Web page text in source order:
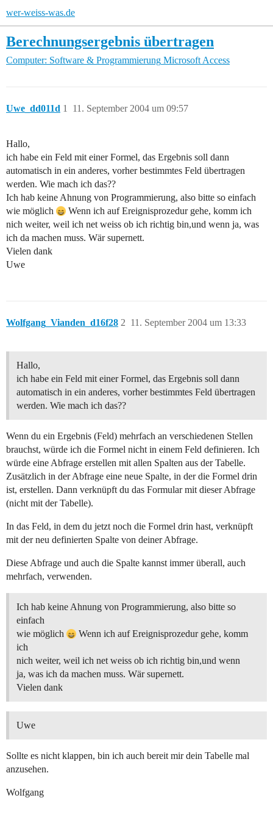
wer-weiss-was.de
Berechnungsergebnis übertragen
Computer: Software & Programmierung Microsoft Access
Uwe_dd011d 11. September 2004 um 09:57
1
Hallo,
ich habe ein Feld mit einer Formel, das Ergebnis soll dann
automatisch in ein anderes, vorher bestimmtes Feld übertragen
werden. Wie mach ich das??
Ich hab keine Ahnung von Programmierung, also bitte so einfach
wie möglich
Wenn ich auf Ereignisprozedur gehe, komm ich
nich weiter, weil ich net weiss ob ich richtig bin,und wenn ja, was
ich da machen muss. Wär supernett.
Vielen dank
Uwe
Wolfgang_Vianden_d16f28 11. September 2004 um 13:33
2
Hallo,
ich habe ein Feld mit einer Formel, das Ergebnis soll dann
automatisch in ein anderes, vorher bestimmtes Feld übertragen
werden. Wie mach ich das??
Wenn du ein Ergebnis (Feld) mehrfach an verschiedenen Stellen
brauchst, würde ich die Formel nicht in einem Feld definieren. Ich
würde eine Abfrage erstellen mit allen Spalten aus der Tabelle.
Zusätzlich in der Abfrage eine neue Spalte, in der die Formel drin
ist, erstellen. Dann verknüpft du das Formular mit dieser Abfrage
(nicht mit der Tabelle).
In das Feld, in dem du jetzt noch die Formel drin hast, verknüpft
mit der neu definierten Spalte von deiner Abfrage.
Diese Abfrage und auch die Spalte kannst immer überall, auch
mehrfach, verwenden.
Ich hab keine Ahnung von Programmierung, also bitte so
einfach
wie möglich
Wenn ich auf Ereignisprozedur gehe, komm
ich
nich weiter, weil ich net weiss ob ich richtig bin,und wenn
ja, was ich da machen muss. Wär supernett.
Vielen dank
Uwe
Sollte es nicht klappen, bin ich auch bereit mir dein Tabelle mal
anzusehen.
Wolfgang